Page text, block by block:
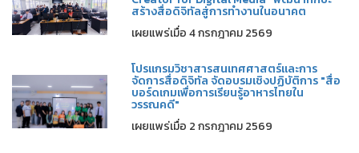
สร้างสื่อดิจิทัลสู่การทำงานในอนาคต
เผยแพร่เมื่อ 4 กรกฎาคม 2569
โปรแกรมวิชาสารสนเทศศาสตร์และการ
จัดการสื่อดิจิทัล จัดอบรมเชิงปฏิบัติการ "สื่อ
บอร์ดเกมเพื่อการเรียนรู้อาหารไทยใน
วรรณคดี"
เผยแพร่เมื่อ 2 กรกฎาคม 2569